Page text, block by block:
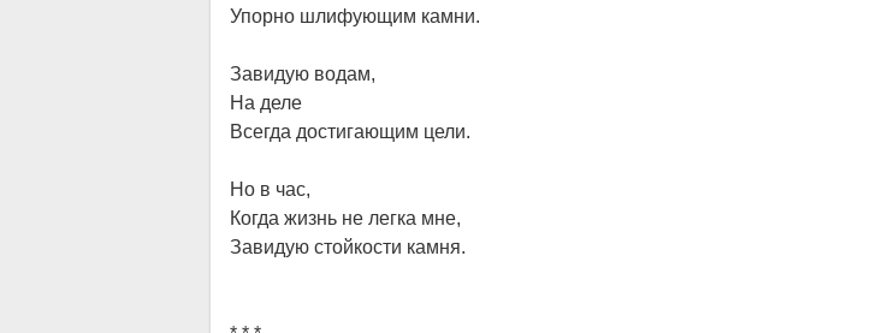
Упорно шлифующим камни.
Завидую водам,
На деле
Всегда достигающим цели.
Но в час,
Когда жизнь не легка мне,
Завидую стойкости камня.